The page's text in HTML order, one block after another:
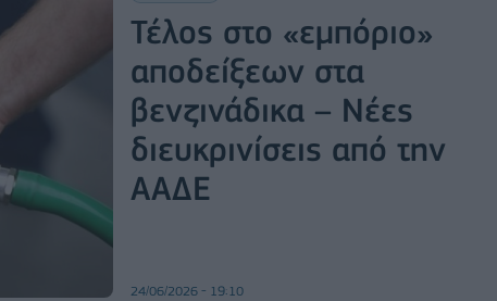
Τέλος στο «εμπόριο»
αποδείξεων στα
βενζινάδικα – Νέες
διευκρινίσεις από την
ΑΑΔΕ
24/06/2026 - 19:10